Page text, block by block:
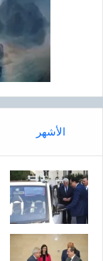
الأشهر